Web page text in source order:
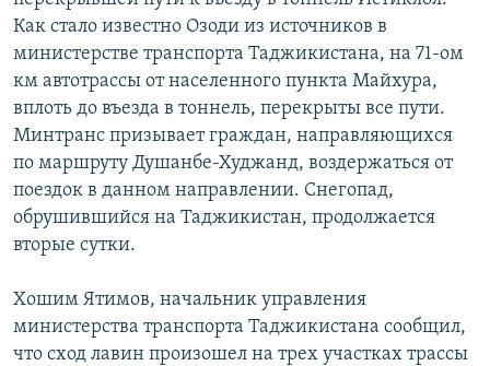
Как стало известно Озоди из источников в
министерстве транспорта Таджикистана, на 71-ом
км автотрассы от населенного пункта Майхура,
вплоть до въезда в тоннель, перекрыты все пути.
Минтранс призывает граждан, направляющихся
по маршруту Душанбе-Худжанд, воздержаться от
поездок в данном направлении. Снегопад,
обрушившийся на Таджикистан, продолжается
вторые сутки.
Хошим Ятимов, начальник управления
министерства транспорта Таджикистана сообщил,
что сход лавин произошел на трех участках трассы